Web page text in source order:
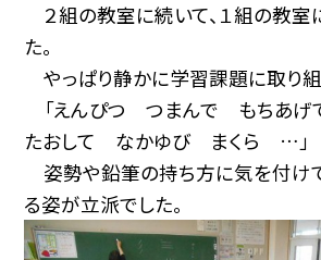
２組の教室に続いて、１組の教室
た。
やっぱり静かに学習課題に取り組
「えんぴつ つまんで もちあ
たおして なかゆび まくら …」
姿勢や鉛筆の持ち方に気を付け
る姿が立派でした。